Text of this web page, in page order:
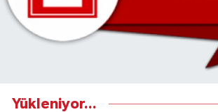
Yükleniyor...